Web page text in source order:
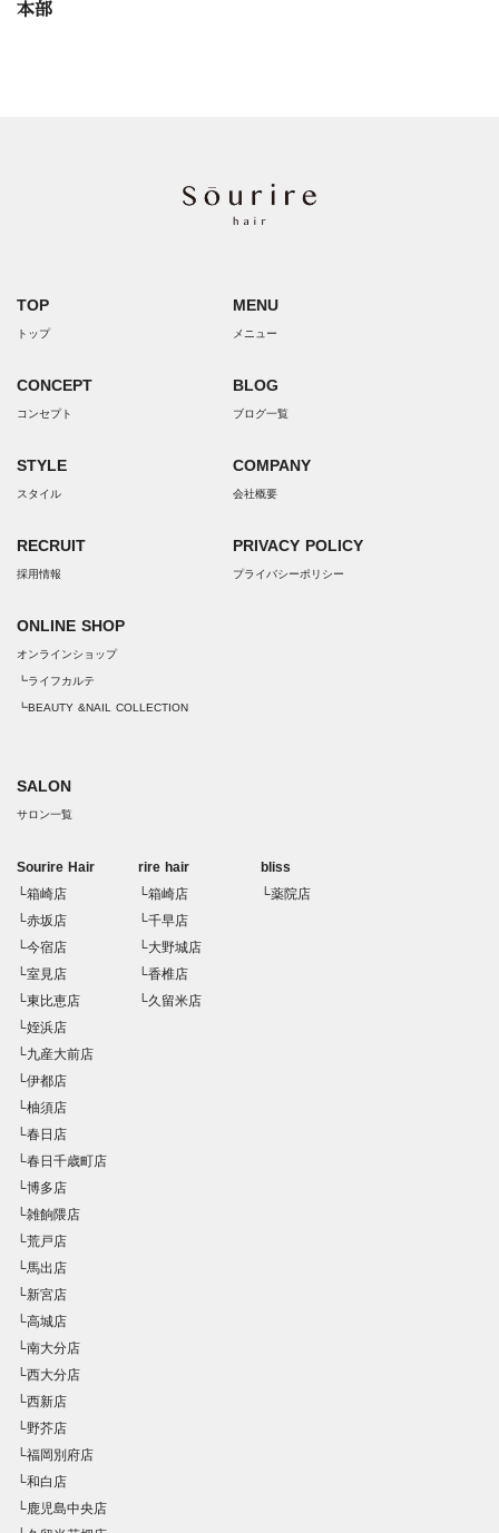
本部
TOP
トップ
CONCEPT
コンセプト
STYLE
スタイル
RECRUIT
採用情報
ONLINE SHOP
オンラインショップ
┗ライフカルテ
┗BEAUTY &NAIL COLLECTION
MENU
メニュー
BLOG
ブログ一覧
COMPANY
会社概要
PRIVACY POLICY
プライバシーポリシー
SALON
サロン一覧
Sourire Hair
└箱崎店
└赤坂店
└今宿店
└室見店
└東比恵店
└姪浜店
└九産大前店
└伊都店
└柚須店
└春日店
└春日千歳町店
└博多店
└雑餉隈店
└荒戸店
└馬出店
└新宮店
└高城店
└南大分店
└西大分店
└西新店
└野芥店
└福岡別府店
└和白店
└鹿児島中央店
rire hair
└箱崎店
└千早店
└大野城店
└香椎店
└久留米店
bliss
└薬院店